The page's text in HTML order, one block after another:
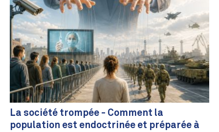
La société trompée - Comment la
population est endoctrinée et préparée à